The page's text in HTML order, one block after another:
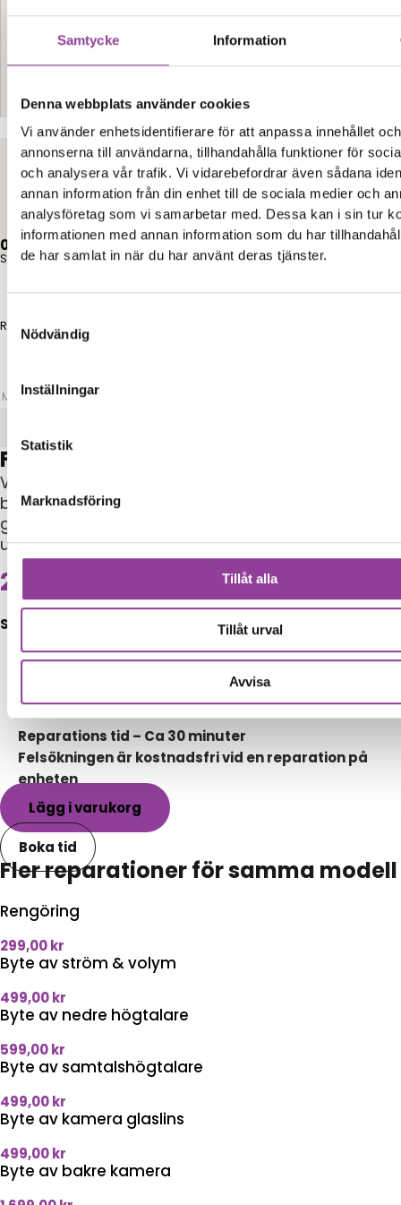
Samtycke Information
Denna webbplats använder cookies
Vi använder enhetsidentifierare för att anpassa innehållet och
annonserna till användarna, tillhandahålla funktioner för
och analysera vår trafik. Vi vidarebefordrar även sådana
annan information från din enhet till de sociala medier och
analysföretag som vi samarbetar med. Dessa kan i sin tur
informationen med annan information som du har
de har samlat in när du har använt deras tjänster.
Nödvändig
Inställningar
Statistik
Marknadsföring
Tillåt alla
Tillåt urval
Avvisa
Kontakt
Elon Ljud & Bild
0,00kr 0Varukorg
Start
Reparationer
Mobiltelefoner>
Felsökning
Vid felsökning av enhet undersöker vi noggrant
både hårdvara och mjukvara, identifierar felet och
ger dig ett prisförslag innan någon reparation
utförs.
299,00
Symptom
Enheten startar inte
Enheten har ovanliga symptom
Reparations tid – Ca 30 minuter
Felsökningen är kostnadsfri vid en reparation på
enheten
Lägg i varukorg
Boka tid
Fler reparationer för samma modell
Rengöring
299,00kr
Byte av ström & volym
499,00kr
Byte av nedre högtalare
599,00kr
Byte av samtalshögtalare
499,00kr
Byte av kamera glaslins
499,00kr
Byte av bakre kamera